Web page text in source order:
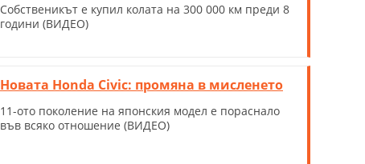
Собственикът е купил колата на 300 000 км преди 8
години (ВИДЕО)
Новата Honda Civic: промяна в мисленето
11-ото поколение на японския модел е пораснало
във всяко отношение (ВИДЕО)